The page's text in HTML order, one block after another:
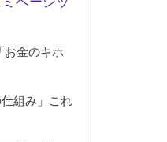
お金のキホ
組み」これ